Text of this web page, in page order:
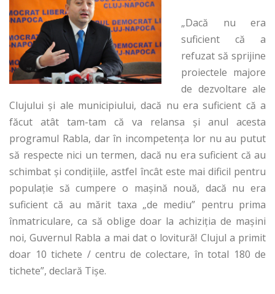
„Dacă nu era
suficient că a
refuzat să sprijine
proiectele majore
de dezvoltare ale
Clujului şi ale municipiului, dacă nu era suficient că a
făcut atât tam-tam că va relansa şi anul acesta
programul Rabla, dar în incompetenţa lor nu au putut
să respecte nici un termen, dacă nu era suficient că au
schimbat şi condiţiile, astfel încât este mai dificil pentru
populaţie să cumpere o maşină nouă, dacă nu era
suficient că au mărit taxa „de mediu” pentru prima
înmatriculare, ca să oblige doar la achiziţia de maşini
noi, Guvernul Rabla a mai dat o lovitură! Clujul a primit
doar 10 tichete / centru de colectare, în total 180 de
tichete”, declară Tişe.